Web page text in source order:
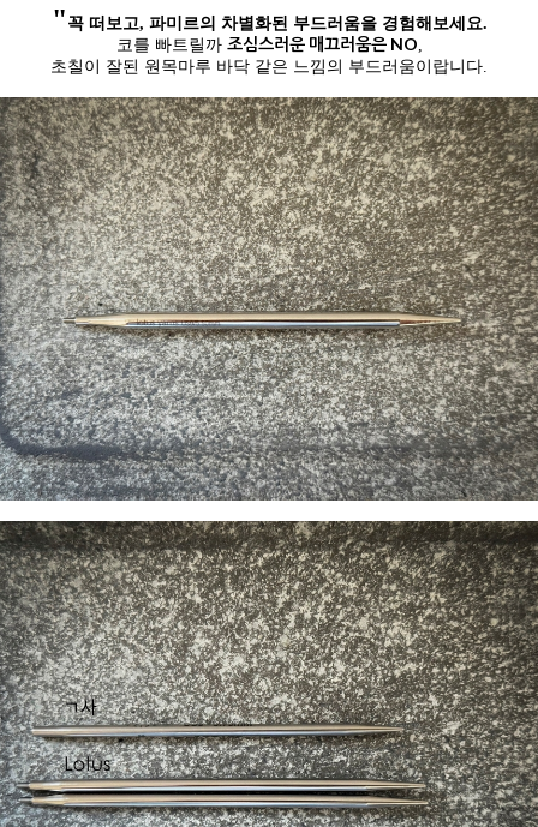
" 꼭 떠보고, 파미르의 차별화된 부드러움을 경험해보세요.
코를 빠트릴까 조심스러운 매끄러움은 NO,
초칠이 잘된 원목마루 바닥 같은 느낌의 부드러움이랍니다.